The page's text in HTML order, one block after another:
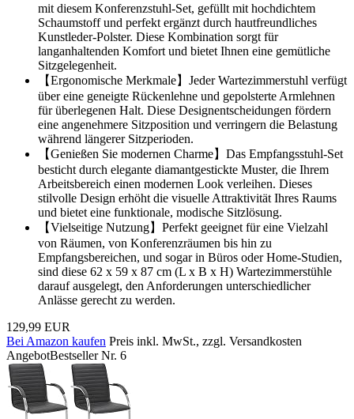
mit diesem Konferenzstuhl-Set, gefüllt mit hochdichtem
Schaumstoff und perfekt ergänzt durch hautfreundliches
Kunstleder-Polster. Diese Kombination sorgt für
langanhaltenden Komfort und bietet Ihnen eine gemütliche
Sitzgelegenheit.
【Ergonomische Merkmale】Jeder Wartezimmerstuhl verfügt
über eine geneigte Rückenlehne und gepolsterte Armlehnen
für überlegenen Halt. Diese Designentscheidungen fördern
eine angenehmere Sitzposition und verringern die Belastung
während längerer Sitzperioden.
【Genießen Sie modernen Charme】Das Empfangsstuhl-Set
besticht durch elegante diamantgestickte Muster, die Ihrem
Arbeitsbereich einen modernen Look verleihen. Dieses
stilvolle Design erhöht die visuelle Attraktivität Ihres Raums
und bietet eine funktionale, modische Sitzlösung.
【Vielseitige Nutzung】Perfekt geeignet für eine Vielzahl
von Räumen, von Konferenzräumen bis hin zu
Empfangsbereichen, und sogar in Büros oder Home-Studien,
sind diese 62 x 59 x 87 cm (L x B x H) Wartezimmerstühle
darauf ausgelegt, den Anforderungen unterschiedlicher
Anlässe gerecht zu werden.
129,99 EUR
Bei Amazon kaufen Preis inkl. MwSt., zzgl. Versandkosten
AngebotBestseller Nr. 6